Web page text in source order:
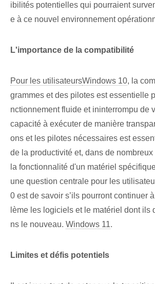
ibilités potentielles qui pourraient
e à ce nouvel environnement
L'importance de la compatibilité
Pour les utilisateursWindows 10, la
grammes et des pilotes est essentielle
nctionnement fluide et ininterrompu de
capacité à exécuter de manière
ons et les pilotes nécessaires est
de la productivité et, dans de
la fonctionnalité d'un matériel
une question centrale pour les
0 est de savoir s’ils pourront continuer
lème les logiciels et le matériel dont ils
ns le nouveau. Windows 11.
Limites et défis potentiels